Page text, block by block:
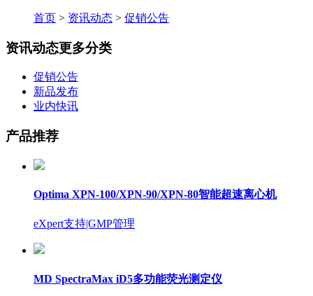
首页 > 资讯动态 > 促销公告
资讯动态更多分类
促销公告
新品发布
业内快讯
产品推荐
Optima XPN-100/XPN-90/XPN-80智能超速离心机
eXpert支持|GMP管理
MD SpectraMax iD5多功能荧光测定仪